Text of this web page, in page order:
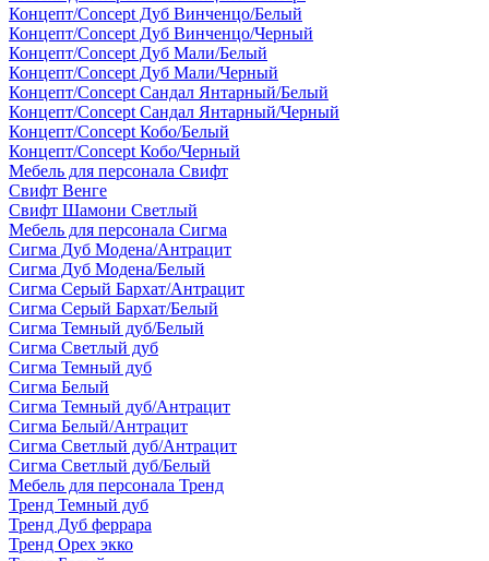
Концепт/Concept Дуб Винченцо/Белый
Концепт/Concept Дуб Винченцо/Черный
Концепт/Concept Дуб Мали/Белый
Концепт/Concept Дуб Мали/Черный
Концепт/Concept Сандал Янтарный/Белый
Концепт/Concept Сандал Янтарный/Черный
Концепт/Concept Кобо/Белый
Концепт/Concept Кобо/Черный
Мебель для персонала Свифт
Свифт Венге
Свифт Шамони Светлый
Мебель для персонала Сигма
Сигма Дуб Модена/Антрацит
Сигма Дуб Модена/Белый
Сигма Серый Бархат/Антрацит
Сигма Серый Бархат/Белый
Сигма Темный дуб/Белый
Сигма Светлый дуб
Сигма Темный дуб
Сигма Белый
Сигма Темный дуб/Антрацит
Сигма Белый/Антрацит
Сигма Светлый дуб/Антрацит
Сигма Светлый дуб/Белый
Мебель для персонала Тренд
Тренд Темный дуб
Тренд Дуб феррара
Тренд Орех экко